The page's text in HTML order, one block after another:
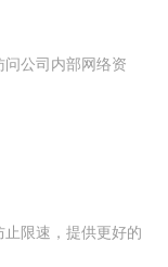
公司内部网络资
限速，提供更好的